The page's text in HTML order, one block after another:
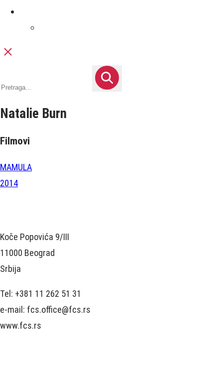
Natalie Burn
Filmovi
MAMULA
2014
Koče Popovića 9/III
11000 Beograd
Srbija
Tel: +381 11 262 51 31
e-mail: fcs.office@fcs.rs
www.fcs.rs